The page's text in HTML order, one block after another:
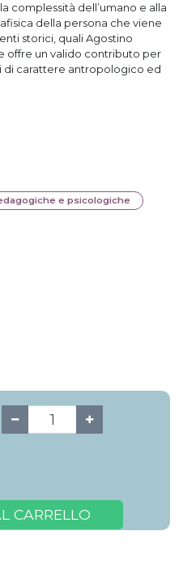
complessità dell’umano e alla
della persona che viene
storici, quali Agostino
offre un valido contributo per
carattere antropologico ed
e psicologiche
CARRELLO